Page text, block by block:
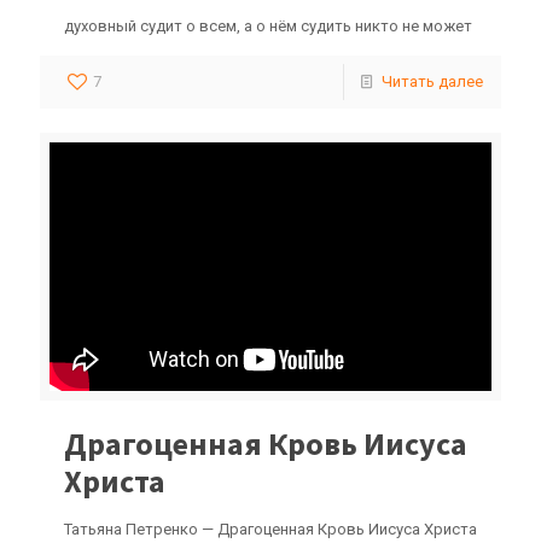
духовный судит о всем, а о нём судить никто не может
7 Читать далее
Драгоценная Кровь Иисуса
Христа
Татьяна Петренко — Драгоценная Кровь Иисуса Христа